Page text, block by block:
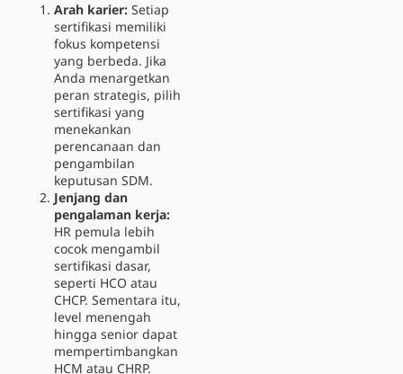
Arah karier: Setiap
sertifikasi memiliki
fokus kompetensi
yang berbeda. Jika
Anda menargetkan
peran strategis, pilih
sertifikasi yang
menekankan
perencanaan dan
pengambilan
keputusan SDM.
Jenjang dan
pengalaman kerja:
HR pemula lebih
cocok mengambil
sertifikasi dasar,
seperti HCO atau
CHCP. Sementara itu,
level menengah
hingga senior dapat
mempertimbangkan
HCM atau CHRP.